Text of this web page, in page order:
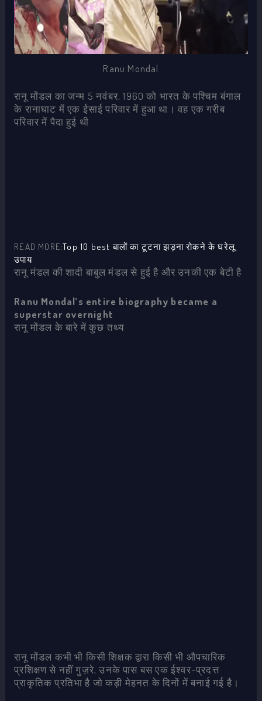
Ranu Mondal
रानू मोंडल का जन्म 5 नवंबर, 1960 को भारत के पश्चिम बंगाल
के रानाघाट में एक ईसाई परिवार में हुआ था। वह एक गरीब
परिवार में पैदा हुई थी
READ MORE:Top 10 best बालों का टूटना झड़ना रोकने के घरेलू
उपाय
रानू मंडल की शादी बाबुल मंडल से हुई है और उनकी एक बेटी है
Ranu Mondal’s entire biography became a
superstar overnight
रानू मोंडल के बारे में कुछ तथ्य
रानू मोंडल कभी भी किसी शिक्षक द्वारा किसी भी औपचारिक
प्रशिक्षण से नहीं गुज़रे, उनके पास बस एक ईश्वर-प्रदत्त
प्राकृतिक प्रतिभा है जो कड़ी मेहनत के दिनों में बनाई गई है।